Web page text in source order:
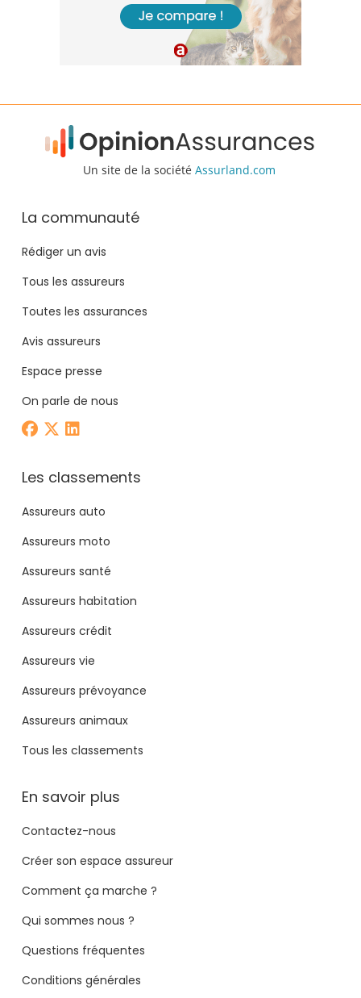
Un site de la société Assurland.com
La communauté
Rédiger un avis
Tous les assureurs
Toutes les assurances
Avis assureurs
Espace presse
On parle de nous
Les classements
Assureurs auto
Assureurs moto
Assureurs santé
Assureurs habitation
Assureurs crédit
Assureurs vie
Assureurs prévoyance
Assureurs animaux
Tous les classements
En savoir plus
Contactez-nous
Créer son espace assureur
Comment ça marche ?
Qui sommes nous ?
Questions fréquentes
Conditions générales